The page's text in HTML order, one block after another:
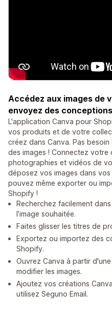
Accédez aux images de
envoyez des
L'application Canva pour
vos produits et de votre
créez dans Canva. Pas
des images ! Connectez
photographies et vidéos de
déposez vos images dans
pouvez même exporter ou
Shopify !
Recherchez facilement
l’image souhaitée.
Faites glisser les titres de
Exportez ou importez des
Shopify.
Ouvrez Canva à partir
modifier les images.
Ajoutez vos créations
utilisez Seguno Email.